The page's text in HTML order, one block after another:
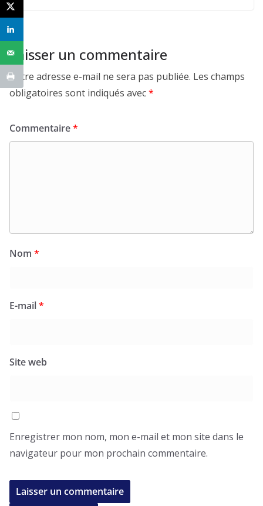
Laisser un commentaire
Votre adresse e-mail ne sera pas publiée. Les champs
obligatoires sont indiqués avec*
Commentaire*
Nom *
E-mail*
Site web
Enregistrer mon nom, mon e-mail et mon site dans le
navigateur pour mon prochain commentaire.